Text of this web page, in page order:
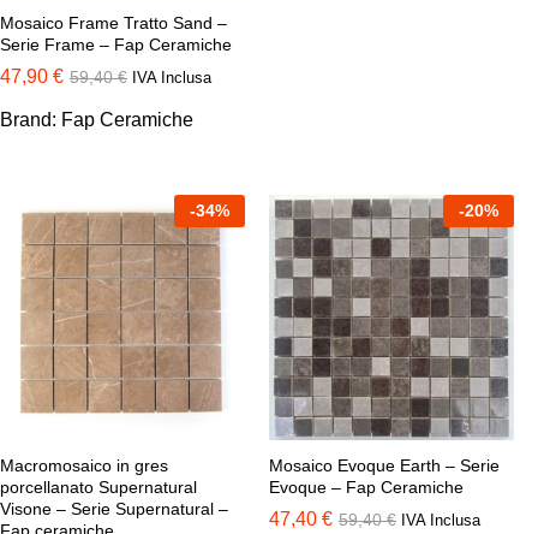
Mosaico Frame Tratto Sand –
Serie Frame – Fap Ceramiche
47,90 € 59,40€ IVA Inclusa
Brand: Fap Ceramiche
-34%
Macromosaico in gres
porcellanato Supernatural
Visone – Serie Supernatural –
-20%
Mosaico Evoque Earth – Serie
Evoque – Fap Ceramiche
47,40 € 59,40€ IVA Inclusa